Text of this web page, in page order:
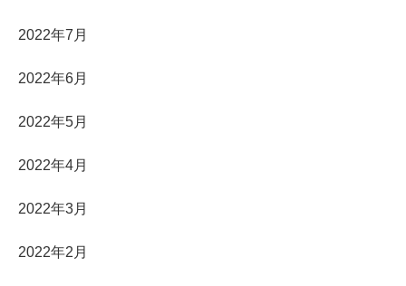
2022年7月
2022年6月
2022年5月
2022年4月
2022年3月
2022年2月